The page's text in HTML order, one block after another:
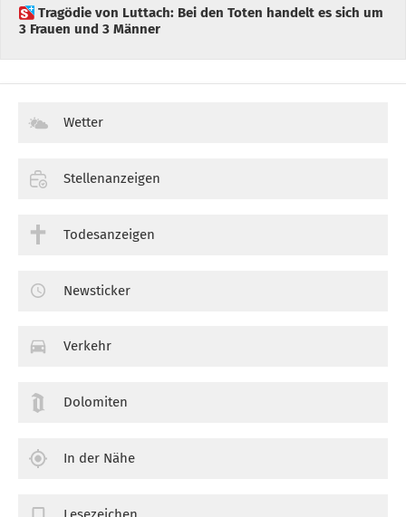
 Tragödie von Luttach: Bei den Toten handelt es sich um
3 Frauen und 3 Männer
Wetter
Stellenanzeigen
Todesanzeigen
Newsticker
Verkehr
Dolomiten
In der Nähe